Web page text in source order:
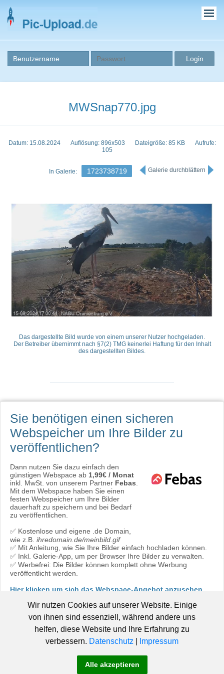
Wir nutzen Cookies auf unserer Website. Einige
von ihnen sind essenziell, während andere uns
helfen, diese Website und Ihre Erfahrung zu
verbessern. Datenschutz Impressum
Alle akzeptieren
MWSnap770.jpg
Datum: 15.08.2024 Auflösung: 896x503 Dateigröße: 85 KB
Aufrufe:
105
Galerie durchblättern
1723738719
In Galerie:
Das dargestellte Bild wurde von einem unserer Nutzer hochgeladen.
Der Betreiber übernimmt nach §7(2) TMG keinerlei Haftung für den Inhalt
des dargestellten Bildes.
Sie benötigen einen sicheren
Webspeicher um Ihre Bilder zu
veröffentlichen?
Dann nutzen Sie dazu einfach den
günstigen Webspace ab 1,99€ / Monat
inkl. MwSt. von unserem Partner Febas.
Mit dem Webspace haben Sie einen
festen Webspeicher um Ihre Bilder
dauerhaft zu speichern und bei Bedarf
zu veröffentlichen.
✅ Kostenlose und eigene .de Domain,
wie z.B. ihredomain.de/meinbild.gif
✅ Mit Anleitung, wie Sie Ihre Bilder einfach hochladen können.
✅ Inkl. Galerie-App, um per Browser Ihre Bilder zu verwalten.
✅ Werbefrei: Die Bilder können komplett ohne Werbung
veröffentlicht werden.
Hier klicken um sich das Webspace-Angebot anzusehen
© 2006 - 2019 Pic-Upload.de -Hosted by Febas
-